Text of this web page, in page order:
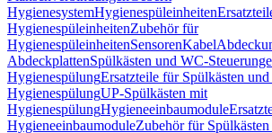
HygienesystemHygienespüleinheiten
HygienespüleinheitenZubehör für
HygienespüleinheitenSensorenKabel
AbdeckplattenSpülkästen und WC-
HygienespülungErsatzteile für Spülkästen
HygienespülungUP-Spülkästen mit
HygienespülungHygieneeinbaumodule
HygieneeinbaumoduleZubehör für